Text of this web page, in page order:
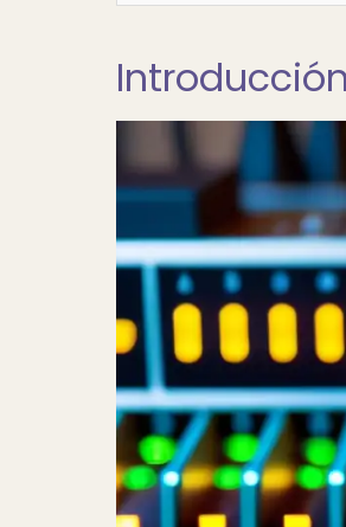
Introducción